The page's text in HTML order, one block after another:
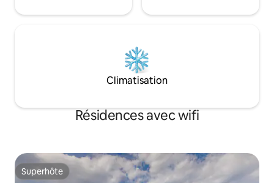
Climatisation
Résidences avec wifi
Superhôte
Superhôte